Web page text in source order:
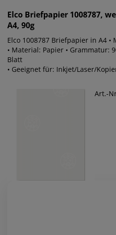
Elco Briefpapier 1008787,
A4, 90g
Elco 1008787 Briefpapier in A4 •
• Material: Papier • Grammatur:
Blatt
• Geeignet für: Inkjet/Laser/
Art.-